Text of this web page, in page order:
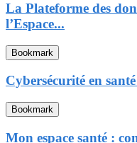
La Plateforme des
l’Espace...
Bookmark
Cybersécurité en
Bookmark
Mon espace santé :